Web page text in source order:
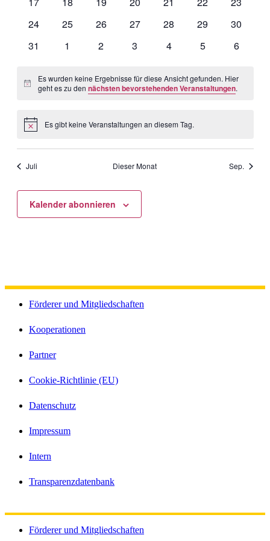
0
24
0
25
0
26
0
27
0
28
0
29
0
30
0
31
0
1
0
2
0
3
0
4
0
5
0
6
Es wurden keine Ergebnisse für diese Ansicht gefunden. Hier
geht es zu den nächsten bevorstehenden Veranstaltungen.
Es gibt keine Veranstaltungen an diesem Tag.
Juli Dieser Monat Sep.
Kalender abonnieren
Förderer und Mitgliedschaften
Kooperationen
Partner
Cookie-Richtlinie (EU)
Datenschutz
Impressum
Intern
Transparenzdatenbank
Förderer und Mitgliedschaften